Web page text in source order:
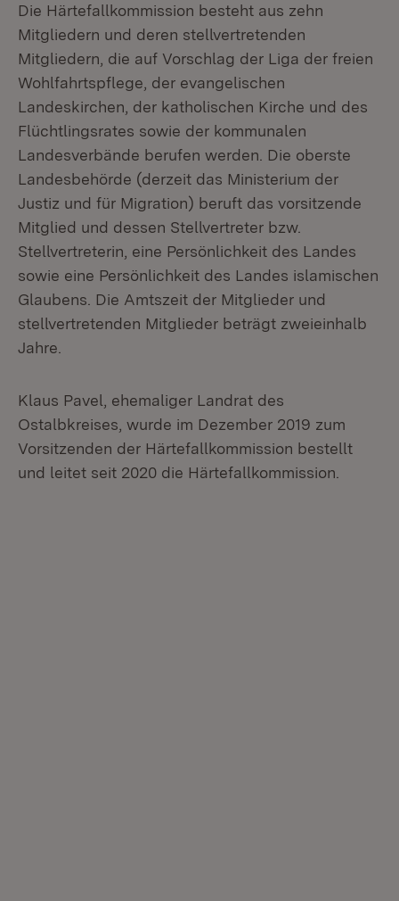
Die Härtefallkommission besteht aus zehn
Mitgliedern und deren stellvertretenden
Mitgliedern, die auf Vorschlag der Liga der freien
Wohlfahrtspflege, der evangelischen
Landeskirchen, der katholischen Kirche und des
Flüchtlingsrates sowie der kommunalen
Landesverbände berufen werden. Die oberste
Landesbehörde (derzeit das Ministerium der
Justiz und für Migration) beruft das vorsitzende
Mitglied und dessen Stellvertreter bzw.
Stellvertreterin, eine Persönlichkeit des Landes
sowie eine Persönlichkeit des Landes islamischen
Glaubens. Die Amtszeit der Mitglieder und
stellvertretenden Mitglieder beträgt zweieinhalb
Jahre.
Klaus Pavel, ehemaliger Landrat des
Ostalbkreises, wurde im Dezember 2019 zum
Vorsitzenden der Härtefallkommission bestellt
und leitet seit 2020 die Härtefallkommission.